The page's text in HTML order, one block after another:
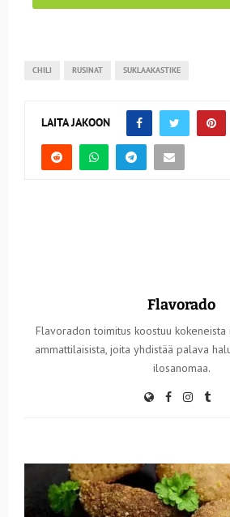
CHILI RUSINAT SUKLAAKASTIKE
LAITA JAKOON
Flavorado
Flavoradon toimitus koostuu kokeneista
ammattilaisista, joita yhdistää palava
ilosanomaa.